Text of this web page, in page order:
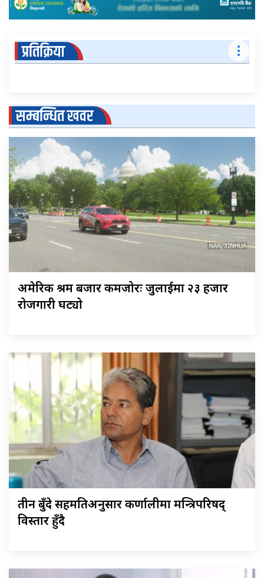
प्रतिक्रिया
सम्बन्धित खवर
अमेरिकी श्रम बजार कमजोरः जुलाईमा २३ हजार
रोजगारी घट्यो
तीन बुँदे सहमतिअनुसार कर्णालीमा मन्त्रिपरिषद्
विस्तार हुँदै